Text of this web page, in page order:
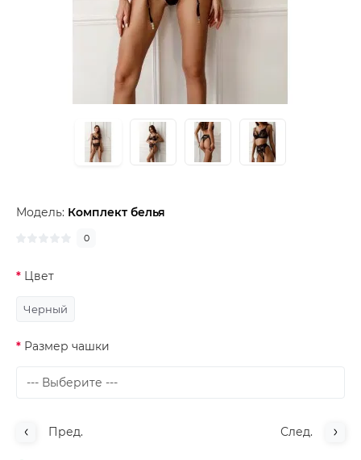
Модель: Комплект белья
0
Цвет
Черный
Размер чашки
Пред. След.